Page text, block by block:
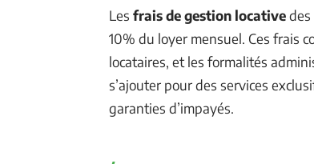
Les frais de gestion locative
10% du loyer mensuel. Ces frais
locataires, et les formalités
s’ajouter pour des services
garanties d’impayés.